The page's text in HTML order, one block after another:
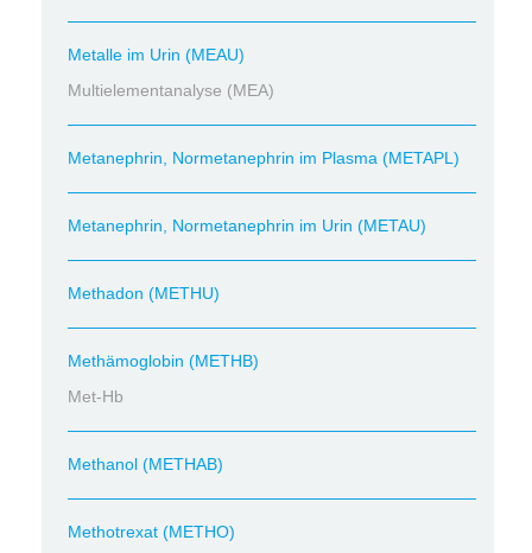
Metalle im Urin (MEAU)
Multielementanalyse (MEA)
Metanephrin, Normetanephrin im Plasma (METAPL)
Metanephrin, Normetanephrin im Urin (METAU)
Methadon (METHU)
Methämoglobin (METHB)
Met-Hb
Methanol (METHAB)
Methotrexat (METHO)